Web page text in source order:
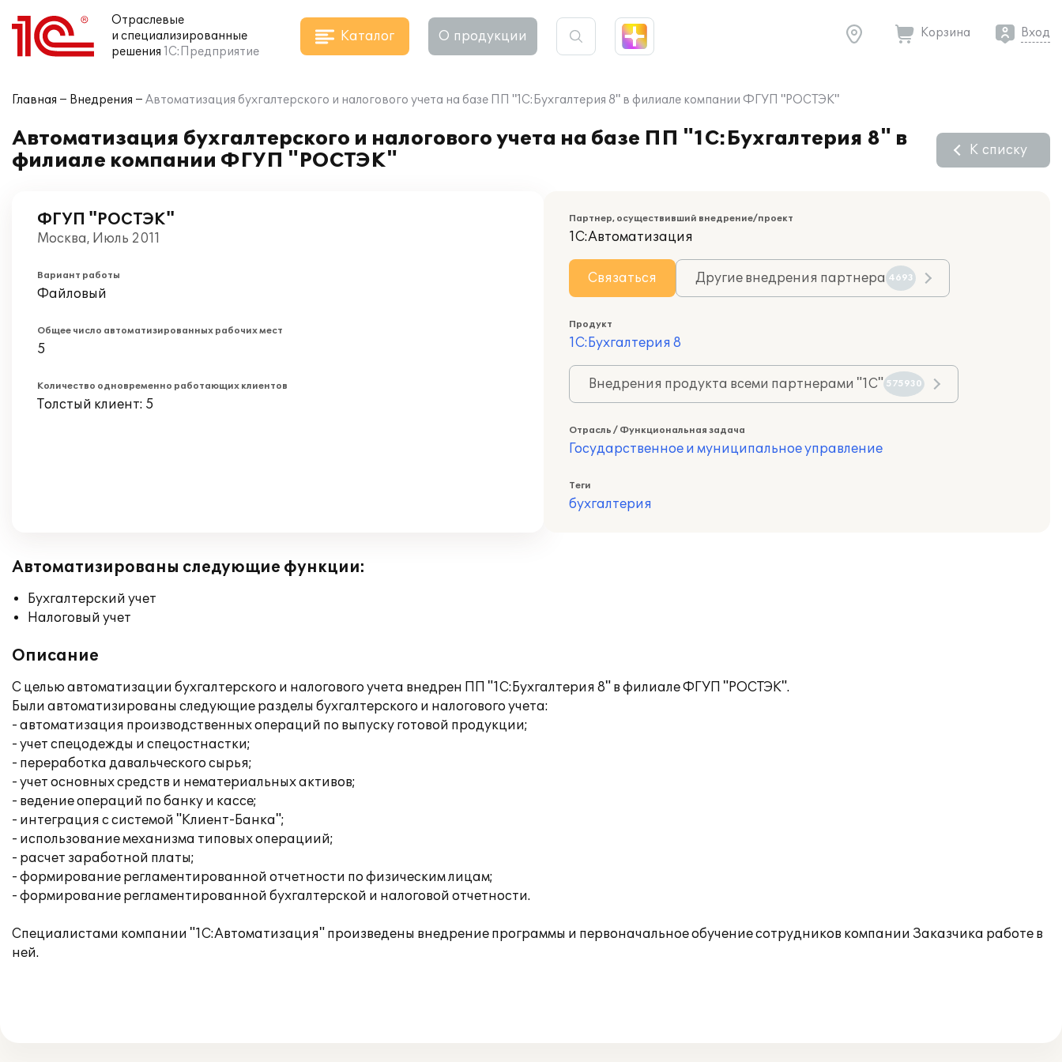
Отраслевые
и специализированные
решения 1С:Предприятие
Каталог О продукции Корзина Вход
Главная Внедрения Автоматизация бухгалтерского и налогового учета на базе ПП "1С:Бухгалтерия 8" в филиале компании ФГУП "РОСТЭК"
Автоматизация бухгалтерского и налогового учета на базе ПП "1С:Бухгалтерия 8" в
филиале компании ФГУП "РОСТЭК"
К списку
ФГУП "РОСТЭК"
Москва, Июль 2011
Вариант работы
Файловый
Общее число автоматизированных рабочих мест
5
Количество одновременно работающих клиентов
Толстый клиент: 5
Партнер, осуществивший внедрение/проект
1С:Автоматизация
Связаться Другие внедрения партнера 4693
Продукт
1С:Бухгалтерия 8
Внедрения продукта всеми партнерами "1С" 575930
Отрасль / Функциональная задача
Государственное и муниципальное управление
Теги
бухгалтерия
Автоматизированы следующие функции:
Бухгалтерский учет
Налоговый учет
Описание
С целью автоматизации бухгалтерского и налогового учета внедрен ПП "1С:Бухгалтерия 8" в филиале ФГУП "РОСТЭК".
Были автоматизированы следующие разделы бухгалтерского и налогового учета:
- автоматизация производственных операций по выпуску готовой продукции;
- учет спецодежды и спецостнастки;
- переработка давальческого сырья;
- учет основных средств и нематериальных активов;
- ведение операций по банку и кассе;
- интеграция с системой "Клиент-Банка";
- использование механизма типовых операциий;
- расчет заработной платы;
- формирование регламентированной отчетности по физическим лицам;
- формирование регламентированной бухгалтерской и налоговой отчетности.
Специалистами компании "1С:Автоматизация" произведены внедрение программы и первоначальное обучение сотрудников компании Заказчика работе в
ней.